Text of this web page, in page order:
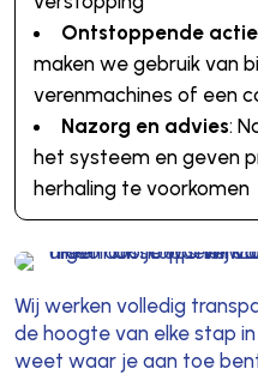
Ontstoppende actie
maken we gebruik van
verenmachines of een
Nazorg en advies:
het systeem en geven
herhaling te voorkomen
Wij werken volledig
de hoogte van elke stap
weet waar je aan toe